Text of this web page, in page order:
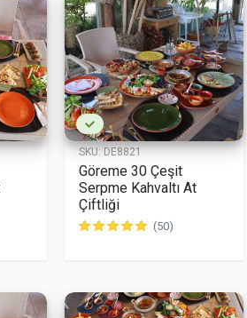
SKU:DE8821
Göreme 30 Çeşit
Serpme Kahvaltı At
Çiftliği
(50)